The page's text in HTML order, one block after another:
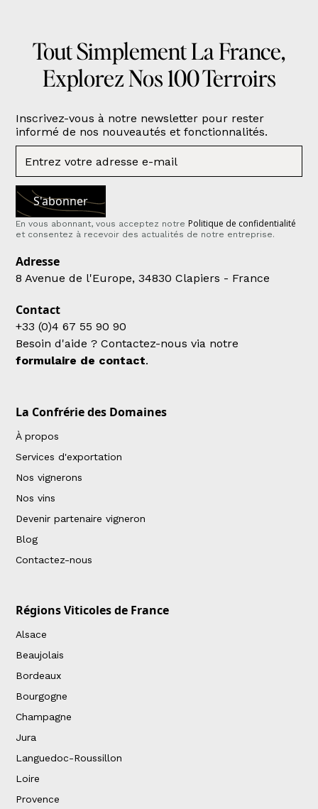
Tout Simplement La France,
Explorez Nos 100 Terroirs
Inscrivez-vous à notre newsletter pour rester
informé de nos nouveautés et fonctionnalités.
En vous abonnant, vous acceptez notre Politique de confidentialité
et consentez à recevoir des actualités de notre entreprise.
Adresse
8 Avenue de l'Europe, 34830 Clapiers - France
Contact
+33 (0)4 67 55 90 90
Besoin d'aide ? Contactez-nous via notre
formulaire de contact.
La Confrérie des Domaines
À propos
Services d'exportation
Nos vignerons
Nos vins
Devenir partenaire vigneron
Blog
Contactez-nous
Régions Viticoles de France
Alsace
Beaujolais
Bordeaux
Bourgogne
Champagne
Jura
Languedoc-Roussillon
Loire
Provence